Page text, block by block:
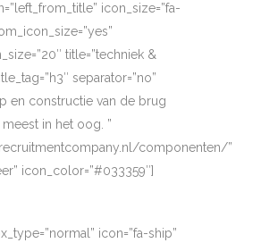
icon_size=”fa-
title=”techniek &
separator=”no”
en constructie van de brug
in het oog. ”
componenten/”
icon_color=”#033359″]
icon=”fa-ship”